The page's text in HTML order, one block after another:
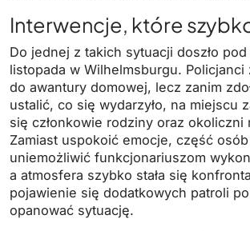
Interwencje, które
Do jednej z takich sytuacji doszło
listopada w Wilhelmsburgu. Policjanci
do awantury domowej, lecz zanim
ustalić, co się wydarzyło, na miejscu
się członkowie rodziny oraz okoliczni
Zamiast uspokoić emocje, część osób
uniemożliwić funkcjonariuszom
a atmosfera szybko stała się
pojawienie się dodatkowych patroli
opanować sytuację.